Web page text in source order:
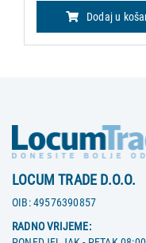
Dodaj u
LOCUM TRADE D.O.O.
OIB:49576390857
RADNO VRIJEME: